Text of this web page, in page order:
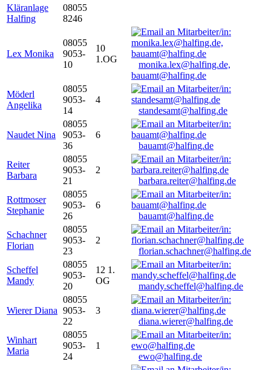
Kläranlage
Halfing
08055
8246
Lex Monika
08055
9053-
10
10
1.OG
monika.lex@halfing.de,
bauamt@halfing.de
Möderl
Angelika
08055
9053-
14
4
standesamt@halfing.de
Naudet Nina
08055
9053-
36
6
bauamt@halfing.de
Reiter
Barbara
08055
9053-
21
2
barbara.reiter@halfing.de
Rottmoser
Stephanie
08055
9053-
26
6
bauamt@halfing.de
Schachner
Florian
08055
9053-
23
2
florian.schachner@halfing.de
Scheffel
Mandy
08055
9053-
20
12 1.
OG
mandy.scheffel@halfing.de
Wierer Diana
08055
9053-
22
3
diana.wierer@halfing.de
Winhart
Maria
08055
9053-
24
1
ewo@halfing.de